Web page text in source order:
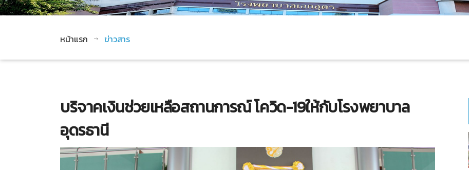
หน้าแรก ข่าวสาร
บริจาคเงินช่วยเหลือสถานการณ์ โควิด-19ให้กับโรงพยาบาล
อุดรธานี